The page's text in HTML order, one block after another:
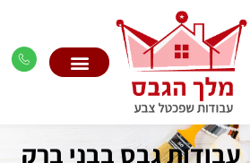
עבודות גבס בבני ברק